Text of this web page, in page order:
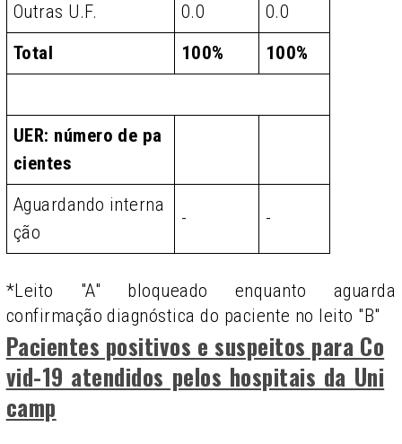
Outras U.F.
0.0
0.0
Total
100% 100%
UER: número de pa
cientes
Aguardando interna
ção
- -
*Leito "A" bloqueado enquanto aguarda
confirmação diagnóstica do paciente no leito "B"
Pacientes positivos e suspeitos para Co
vid-19 atendidos pelos hospitais da Uni
camp